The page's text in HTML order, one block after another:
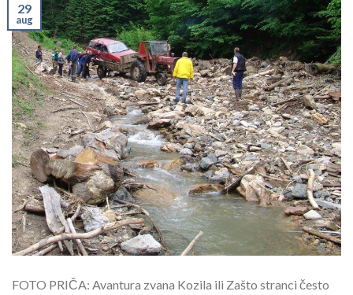
29
aug
FOTO PRIČA: Avantura zvana Kozila ili Zašto stranci često